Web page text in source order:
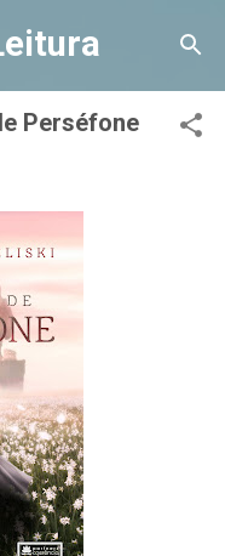
principal
Perséfone